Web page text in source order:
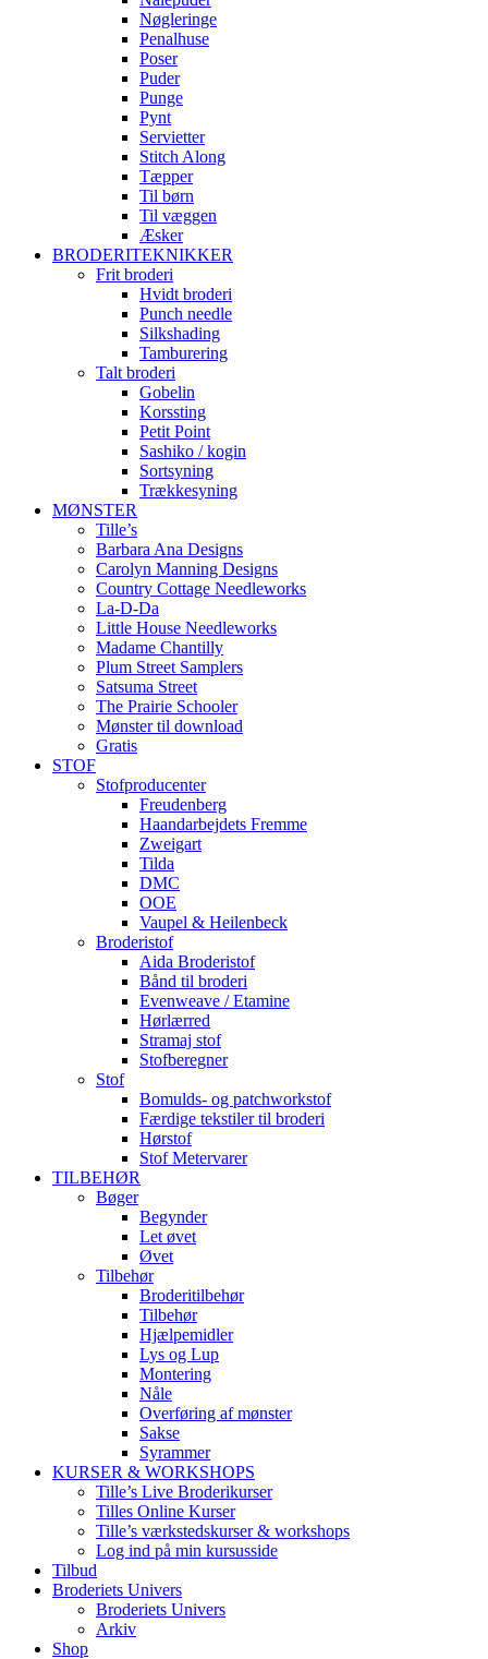
Nøgleringe
Penalhuse
Poser
Puder
Punge
Pynt
Servietter
Stitch Along
Tæpper
Til børn
Til væggen
Æsker
BRODERITEKNIKKER
Frit broderi
Hvidt broderi
Punch needle
Silkshading
Tamburering
Talt broderi
Gobelin
Korssting
Petit Point
Sashiko / kogin
Sortsyning
Trækkesyning
MØNSTER
Tille’s
Barbara Ana Designs
Carolyn Manning Designs
Country Cottage Needleworks
La-D-Da
Little House Needleworks
Madame Chantilly
Plum Street Samplers
Satsuma Street
The Prairie Schooler
Mønster til download
Gratis
STOF
Stofproducenter
Freudenberg
Haandarbejdets Fremme
Zweigart
Tilda
DMC
OOE
Vaupel & Heilenbeck
Broderistof
Aida Broderistof
Bånd til broderi
Evenweave / Etamine
Hørlærred
Stramaj stof
Stofberegner
Stof
Bomulds- og patchworkstof
Færdige tekstiler til broderi
Hørstof
Stof Metervarer
TILBEHØR
Bøger
Begynder
Let øvet
Øvet
Tilbehør
Broderitilbehør
Tilbehør
Hjælpemidler
Lys og Lup
Montering
Nåle
Overføring af mønster
Sakse
Syrammer
KURSER & WORKSHOPS
Tille’s Live Broderikurser
Tilles Online Kurser
Tille’s værkstedskurser & workshops
Log ind på min kursusside
Tilbud
Broderiets Univers
Broderiets Univers
Arkiv
Shop